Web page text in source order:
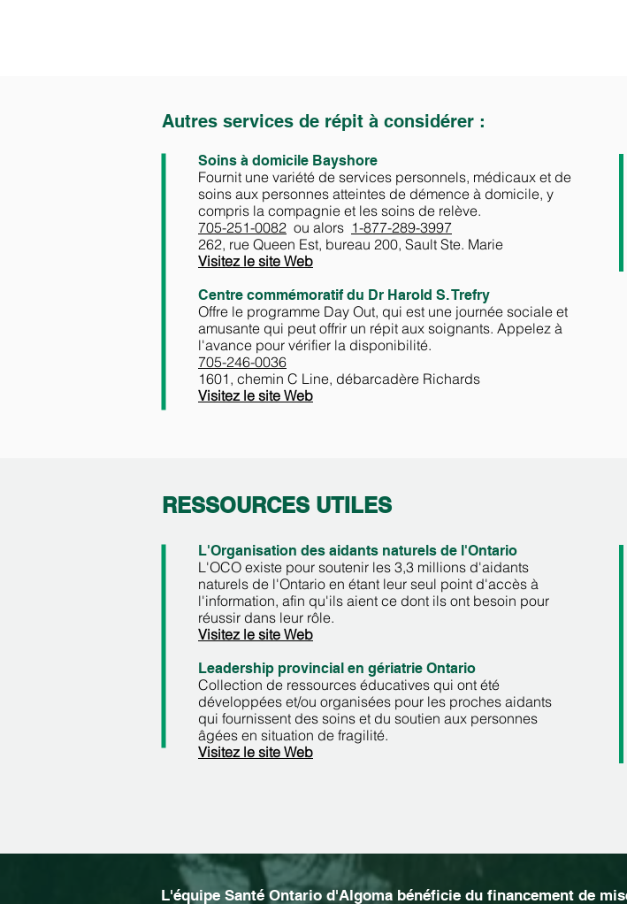
Autres services de répit à considérer :
Soins à domicile Bayshore
Fournit une variété de services personnels, médicaux et de
soins aux personnes atteintes de démence à domicile, y
compris la compagnie et les soins de relève.
705-251-0082 ou alors 1-877-289-3997
262, rue Queen Est, bureau 200, Sault Ste. Marie
Visitez le site Web
Centre commémoratif du Dr Harold S. Trefry
Offre le programme Day Out, qui est une journée sociale et
amusante qui peut offrir un répit aux soignants. Appelez à
l'avance pour vérifier la disponibilité.
705-246-0036
1601, chemin C Line, débarcadère Richards
Visitez le site Web
RESSOURCES UTILES
L'Organisation des aidants naturels de l'Ontario
L'OCO existe pour soutenir les 3,3 millions d'aidants
naturels de l'Ontario en étant leur seul point d'accès à
l'information, afin qu'ils aient ce dont ils ont besoin pour
réussir dans leur rôle.
Visitez le site Web
Leadership provincial en gériatrie Ontario
Collection de ressources éducatives qui ont été
développées et/ou organisées pour les proches aidants
qui fournissent des soins et du soutien aux personnes
âgées en situation de fragilité.
Visitez le site Web
L'équipe Santé Ontario d'Algoma bénéficie du financement de